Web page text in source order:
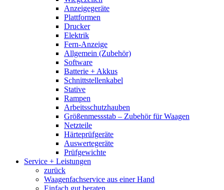
Anzeigegeräte
Plattformen
Drucker
Elektrik
Fern-Anzeige
Allgemein (Zubehör)
Software
Batterie + Akkus
Schnittstellenkabel
Stative
Rampen
Arbeitsschutzhauben
Größenmessstab – Zubehör für Waagen
Netzteile
Härteprüfgeräte
Auswertegeräte
Prüfgewichte
Service + Leistungen
zurück
Waagenfachservice aus einer Hand
Einfach gut beraten